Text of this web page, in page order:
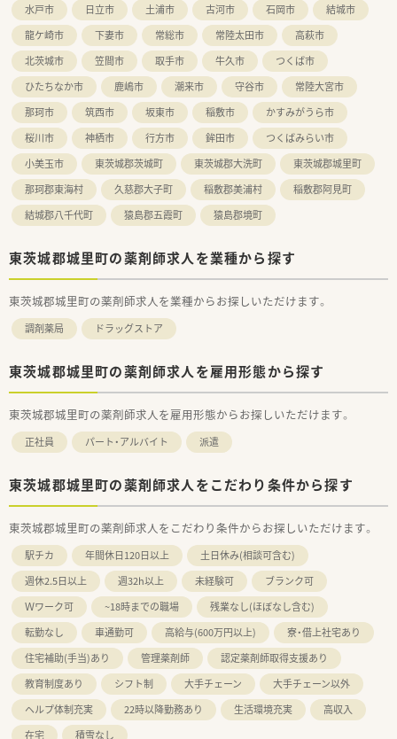
水戸市 日立市 土浦市 古河市 石岡市
結城市
龍ケ崎市
下妻市 常総市 常陸太田市
高萩市
北茨城市
笠間市 取手市 牛久市
つくば市
ひたちなか市
鹿嶋市 潮来市 守谷市
常陸大宮市
那珂市
筑西市 坂東市 稲敷市
かすみがうら市
桜川市
神栖市 行方市 鉾田市
つくばみらい市
小美玉市
東茨城郡茨城町 東茨城郡大洗町
東茨城郡城里町
那珂郡東海村
久慈郡大子町 稲敷郡美浦村
稲敷郡阿見町
結城郡八千代町
猿島郡五霞町 猿島郡境町
東茨城郡城里町の薬剤師求人を業種から探す
東茨城郡城里町の薬剤師求人を業種からお探しいただけます。
調剤薬局 ドラッグストア
東茨城郡城里町の薬剤師求人を雇用形態から探す
東茨城郡城里町の薬剤師求人を雇用形態からお探しいただけます。
正社員 パート・アルバイト 派遣
東茨城郡城里町の薬剤師求人をこだわり条件から探す
東茨城郡城里町の薬剤師求人をこだわり条件からお探しいただけます。
駅チカ 年間休日120日以上
土日休み(相談可含む)
週休2.5日以上
週32h以上 未経験可
ブランク可
Ｗワーク可
~18時までの職場
残業なし(ほぼなし含む)
転勤なし
車通勤可 高給与(600万円以上)
寮・借上社宅あり
住宅補助(手当)あり
管理薬剤師
認定薬剤師取得支援あり
教育制度あり
シフト制 大手チェーン
大手チェーン以外
ヘルプ体制充実
22時以降勤務あり 生活環境充実
高収入
在宅
積雪なし